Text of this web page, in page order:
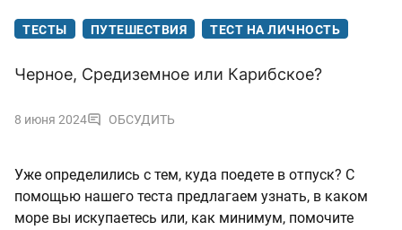
ТЕСТЫ ПУТЕШЕСТВИЯ ТЕСТ НА ЛИЧНОСТЬ
Черное, Средиземное или Карибское?
8 июня 2024 ОБСУДИТЬ
Уже определились с тем, куда поедете в отпуск? С
помощью нашего теста предлагаем узнать, в каком
море вы искупаетесь или, как минимум, помочите